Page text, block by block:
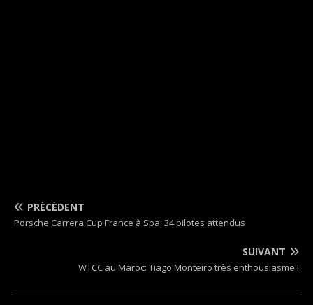
PRÉCÉDENT
Porsche Carrera Cup France à Spa: 34 pilotes attendus
SUIVANT
WTCC au Maroc: Tiago Monteiro très enthousiasme !